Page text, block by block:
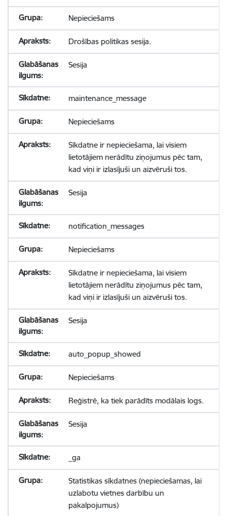
Nepieciešams
Drošības politikas sesija.
Sesija
maintenance_message
Nepieciešams
Sīkdatne ir nepieciešama, lai visiem
lietotājiem nerādītu ziņojumus pēc tam,
kad viņi ir izlasījuši un aizvēruši tos.
Sesija
notification_messages
Nepieciešams
Sīkdatne ir nepieciešama, lai visiem
lietotājiem nerādītu ziņojumus pēc tam,
kad viņi ir izlasījuši un aizvēruši tos.
Sesija
auto_popup_showed
Nepieciešams
Reģistrē, ka tiek parādīts modālais logs.
Sesija
_ga
Statistikas sīkdatnes (nepieciešamas, lai
uzlabotu vietnes darbību un
pakalpojumus)